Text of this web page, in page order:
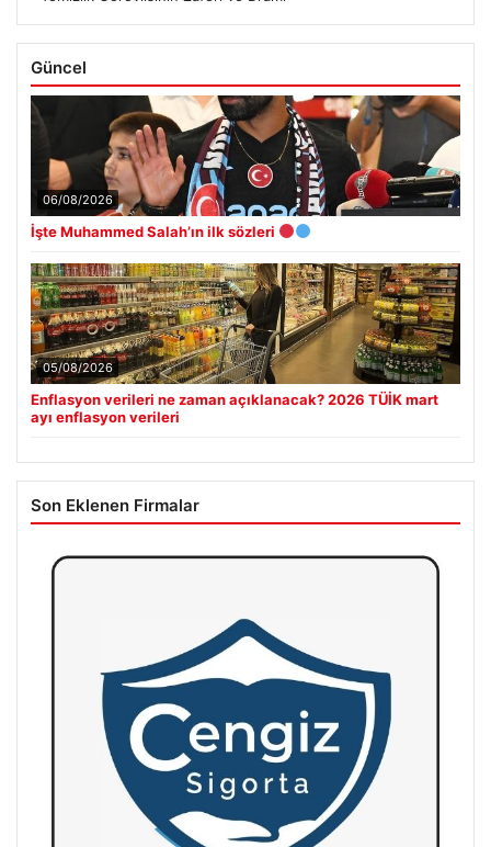
Güncel
06/08/2026
İşte Muhammed Salah’ın ilk sözleri
05/08/2026
Enflasyon verileri ne zaman açıklanacak? 2026 TÜİK mart
ayı enflasyon verileri
Son Eklenen Firmalar